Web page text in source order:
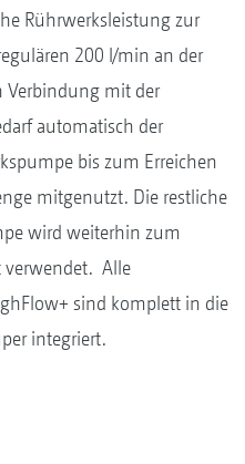
Rührwerksleistung zur
200 l/min an der
Verbindung mit der
automatisch der
bis zum Erreichen
mitgenutzt. Die restliche
wird weiterhin zum
verwendet. Alle
sind komplett in die
integriert.